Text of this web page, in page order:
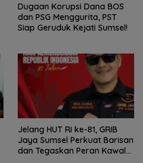
Dugaan Korupsi Dana BOS
dan PSG Menggurita, PST
Siap Geruduk Kejati Sumsel!
Jelang HUT RI ke-81, GRIB
Jaya Sumsel Perkuat Barisan
dan Tegaskan Peran Kawal